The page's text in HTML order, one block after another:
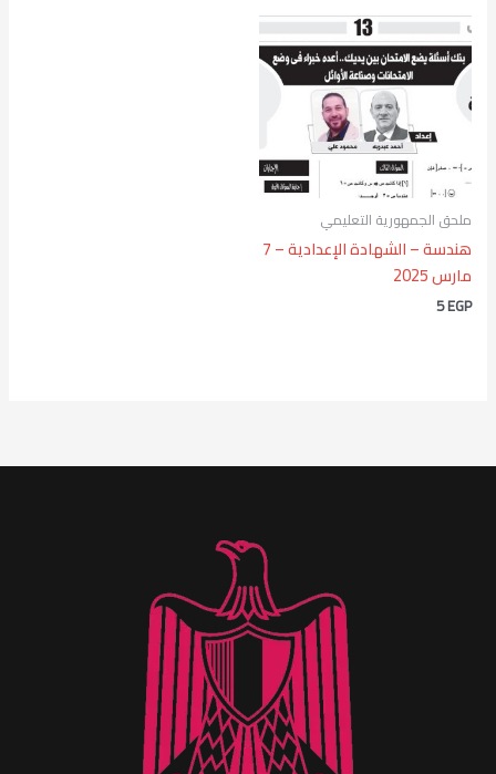
ملحق الجمهورية التعليمي
هندسة – الشهادة الإعدادية – 7
مارس 2025
5EGP